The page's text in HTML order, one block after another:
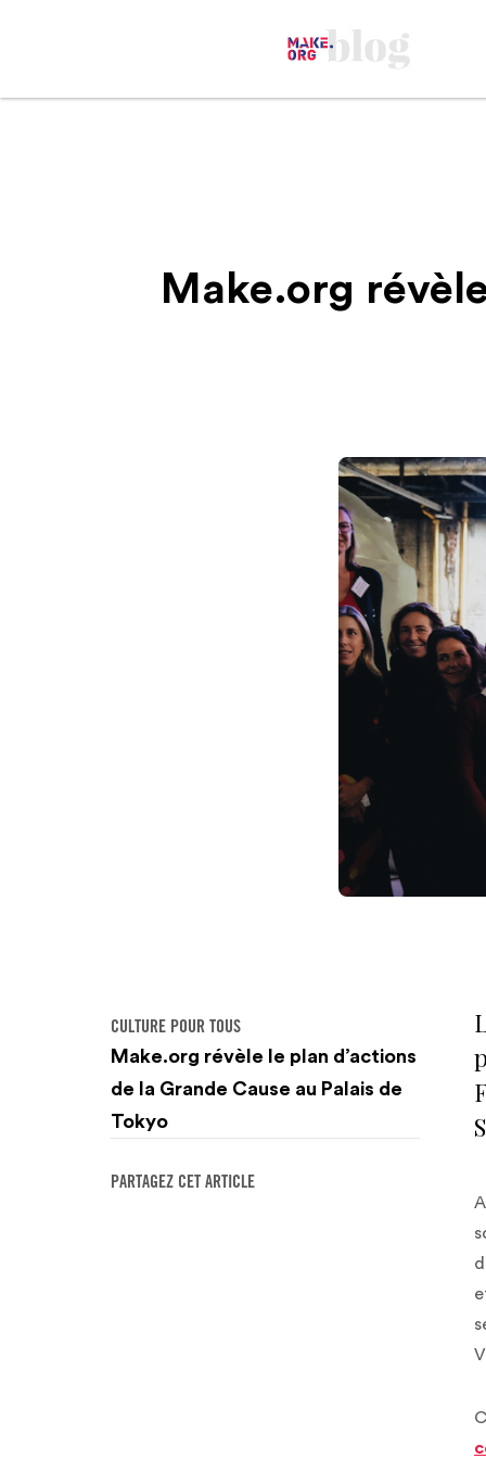
Make.org
CULTURE POUR TOUS
Make.org révèle le plan d’actions
de la Grande Cause au Palais de
Tokyo
PARTAGEZ CET ARTICLE